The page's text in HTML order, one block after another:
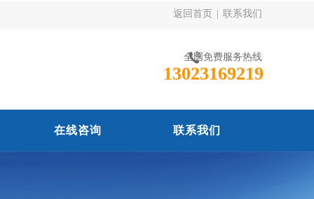
返回首页 联系我们
全国免费服务热线
13023169219
在线咨询 联系我们